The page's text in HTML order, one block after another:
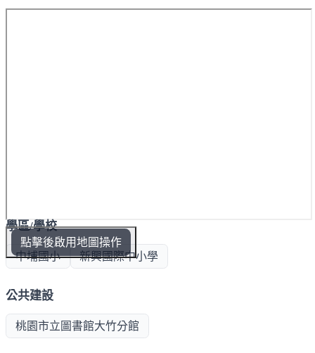
點擊後啟用地圖操作
學區/學校
中埔國小 新興國際中小學
公共建設
桃園市立圖書館大竹分館